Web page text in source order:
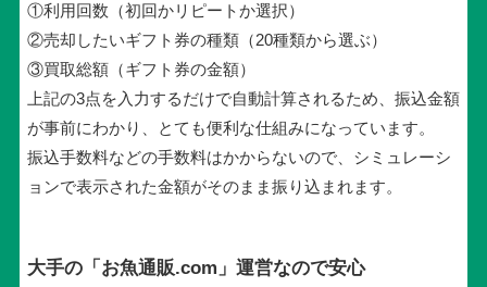
①利用回数（初回かリピートか選択）
②売却したいギフト券の種類（20種類から選ぶ）
③買取総額（ギフト券の金額）
上記の3点を入力するだけで自動計算されるため、振込金額
が事前にわかり、とても便利な仕組みになっています。
振込手数料などの手数料はかからないので、シミュレーシ
ョンで表示された金額がそのまま振り込まれます。
大手の「お魚通販.com」運営なので安心